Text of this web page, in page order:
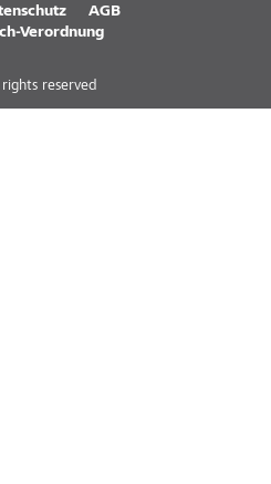
AGB
Verordnung
reserved